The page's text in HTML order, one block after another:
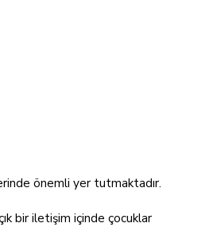
önemli yer tutmaktadır.
bir iletişim içinde çocuklar